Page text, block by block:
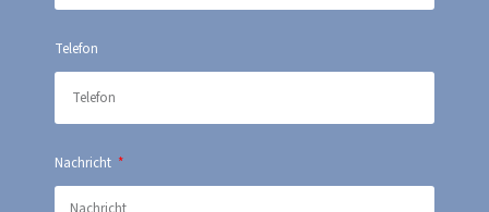
Telefon
Nachricht